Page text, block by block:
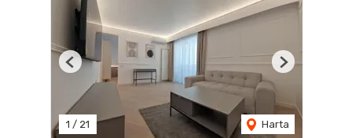
1 / 21 Harta
Previous Next